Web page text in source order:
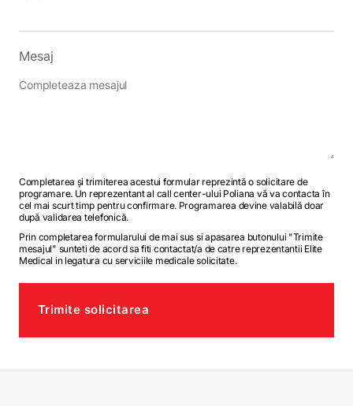
Mesaj
Completarea și trimiterea acestui formular reprezintă o solicitare de
programare. Un reprezentant al call center-ului Poliana vă va contacta în
cel mai scurt timp pentru confirmare. Programarea devine valabilă doar
după validarea telefonică.
Prin completarea formularului de mai sus si apasarea butonului "Trimite
mesajul" sunteti de acord sa fiti contactat/a de catre reprezentantii Elite
Medical in legatura cu serviciile medicale solicitate.
Trimite solicitarea